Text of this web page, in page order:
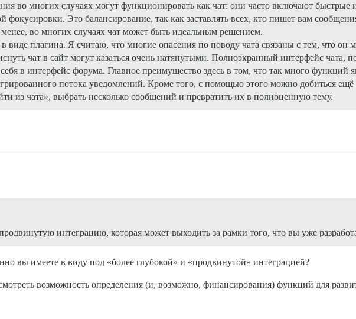
во многих случаях могут функционировать как чат: они часто включают быстрые
Это балансирование, так как заставлять всех, кто пишет вам
во многих случаях чат может быть идеальным решением.
виде плагина. Я считаю, что многие опасения по поводу чата связаны с тем, что он
чат в сайт могут казаться очень натянутыми. Полноэкранный интерфейс чата,
в интерфейс форума. Главное преимущество здесь в том, что так много функций
потока уведомлений. Кроме того, с помощью этого можно добиться ещё
из чата», выбрать несколько сообщений и превратить их в полноценную тему.
интеграцию, которая может выходить за рамки того, что вы уже
вы имеете в виду под «более глубокой» и «продвинутой» интеграцией?
возможность определения (и, возможно, финансирования) функций для